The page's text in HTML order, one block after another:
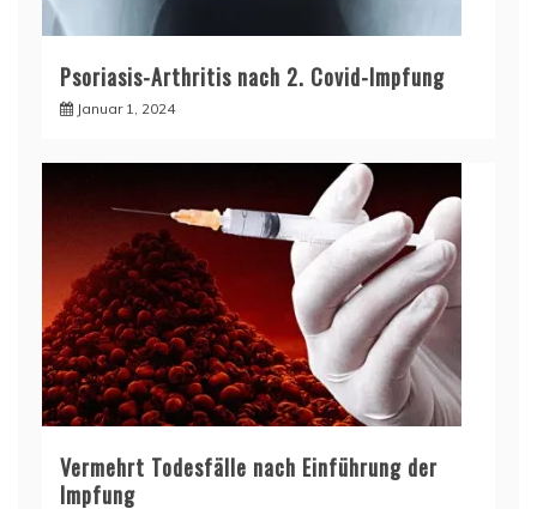
Psoriasis-Arthritis nach 2. Covid-Impfung
Januar 1, 2024
Vermehrt Todesfälle nach Einführung der
Impfung